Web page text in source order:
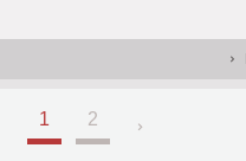
1 2